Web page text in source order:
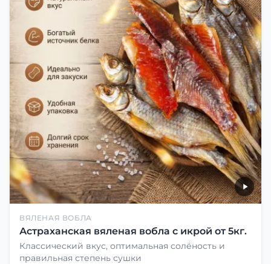
ВЯЛЕНАЯ ВОБЛА
Астраханская вяленая вобла с икрой от 5кг.
Классический вкус, оптимальная солёность и
правильная степень сушки